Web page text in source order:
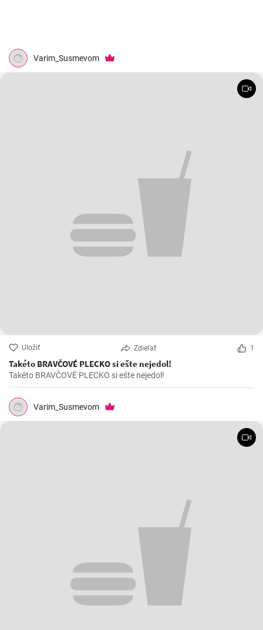
Varim_Susmevom
Uložiť Zdieľať 1
Takéto BRAVČOVÉ PLECKO si ešte nejedol!
Takéto BRAVČOVÉ PLECKO si ešte nejedol!
Varim_Susmevom